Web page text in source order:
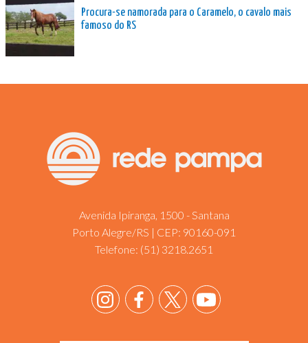
Procura-se namorada para o Caramelo, o cavalo mais
famoso do RS
Avenida Ipiranga, 1500 - Santana
Porto Alegre/RS | CEP: 90160-091
Telefone: (51) 3218.2651